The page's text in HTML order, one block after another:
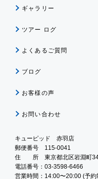
ギャラリー
ツアー ログ
よくあるご質問
ブログ
お客様の声
お問い合わせ
キューピッド 赤羽店
郵便番号 115-0041
住 所 東京都北区岩淵町34-
電話番号：03-3598-6466
営業時間：14:00〜20:00 (予約